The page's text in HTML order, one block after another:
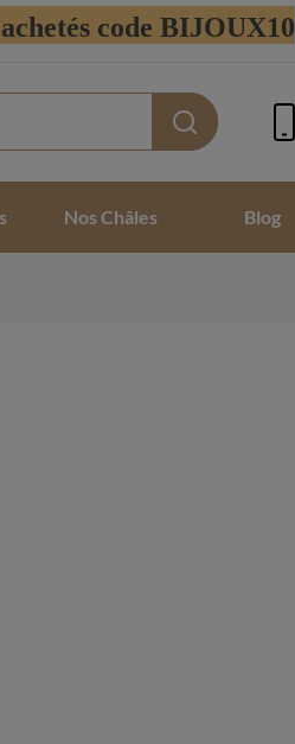
code BIJOUX10
Nos Châles Blog